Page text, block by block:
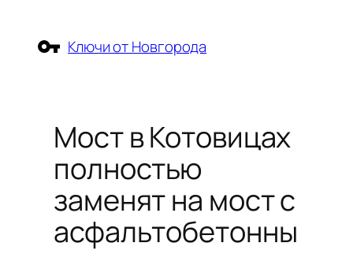
содержимомуКлючи от Новгорода
Мост в Котовицах
полностью
заменят на мост с
асфальтобетонны